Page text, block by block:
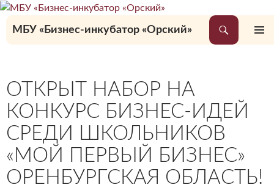
Перейти
содержимому
МБУ «Бизнес-инкубатор «Орский»
ОТКРЫТ НАБОР НА
КОНКУРС БИЗНЕС-ИДЕЙ
СРЕДИ ШКОЛЬНИКОВ
«МОЙ ПЕРВЫЙ БИЗНЕС»
ОРЕНБУРГСКАЯ ОБЛАСТЬ!